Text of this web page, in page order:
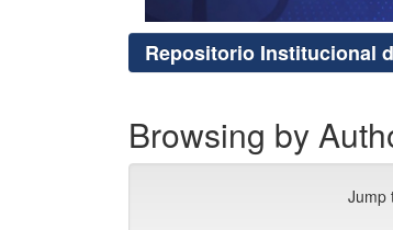
Repositorio Institucional
Browsing by
Jump